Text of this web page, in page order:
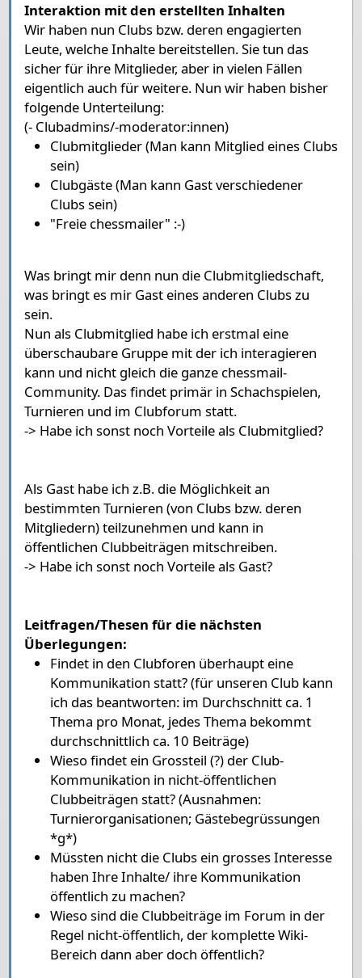
Interaktion mit den erstellten Inhalten
Wir haben nun Clubs bzw. deren engagierten
Leute, welche Inhalte bereitstellen. Sie tun das
sicher für ihre Mitglieder, aber in vielen Fällen
eigentlich auch für weitere. Nun wir haben bisher
folgende Unterteilung:
(- Clubadmins/-moderator:innen)
Clubmitglieder (Man kann Mitglied eines Clubs
sein)
Clubgäste (Man kann Gast verschiedener
Clubs sein)
"Freie chessmailer" :-)
Was bringt mir denn nun die Clubmitgliedschaft,
was bringt es mir Gast eines anderen Clubs zu
sein.
Nun als Clubmitglied habe ich erstmal eine
überschaubare Gruppe mit der ich interagieren
kann und nicht gleich die ganze chessmail-
Community. Das findet primär in Schachspielen,
Turnieren und im Clubforum statt.
-> Habe ich sonst noch Vorteile als Clubmitglied?
Als Gast habe ich z.B. die Möglichkeit an
bestimmten Turnieren (von Clubs bzw. deren
Mitgliedern) teilzunehmen und kann in
öffentlichen Clubbeiträgen mitschreiben.
-> Habe ich sonst noch Vorteile als Gast?
Leitfragen/Thesen für die nächsten
Überlegungen:
Findet in den Clubforen überhaupt eine
Kommunikation statt? (für unseren Club kann
ich das beantworten: im Durchschnitt ca. 1
Thema pro Monat, jedes Thema bekommt
durchschnittlich ca. 10 Beiträge)
Wieso findet ein Grossteil (?) der Club-
Kommunikation in nicht-öffentlichen
Clubbeiträgen statt? (Ausnahmen:
Turnierorganisationen; Gästebegrüssungen
*g*)
Müssten nicht die Clubs ein grosses Interesse
haben Ihre Inhalte/ ihre Kommunikation
öffentlich zu machen?
Wieso sind die Clubbeiträge im Forum in der
Regel nicht-öffentlich, der komplette Wiki-
Bereich dann aber doch öffentlich?